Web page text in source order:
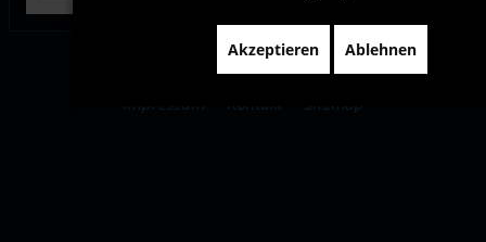
Impressum Kontakt Sitemap
Akzeptieren Ablehnen